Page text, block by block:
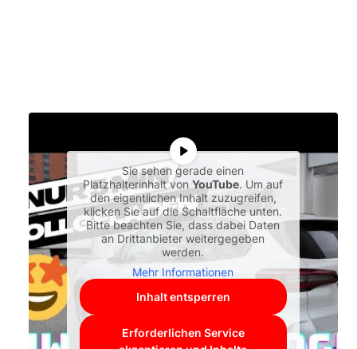
Sie sehen gerade einen
Platzhalterinhalt vonYouTube. Um auf
den eigentlichen Inhalt zuzugreifen,
klicken Sie auf die Schaltfläche unten.
Bitte beachten Sie, dass dabei Daten
an Drittanbieter weitergegeben
werden.
Mehr Informationen
Inhalt entsperren
Erforderlichen Service